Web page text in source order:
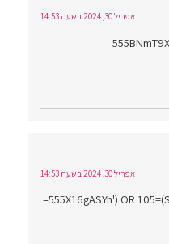
אפריל 30, 2024 בשעה 14:53
אפריל 30, 2024 בשעה 14:53
555X16gASYn') OR